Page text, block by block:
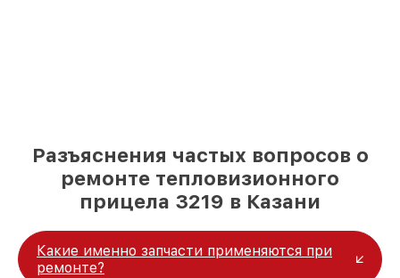
Разъяснения частых вопросов о
ремонте тепловизионного
прицела 3219 в Казани
Какие именно запчасти применяются при
ремонте?